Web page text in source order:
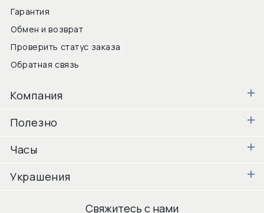
Гарантия
Обмен и возврат
Проверить статус заказа
Обратная связь
Компания
Полезно
Часы
Украшения
Свяжитесь с нами